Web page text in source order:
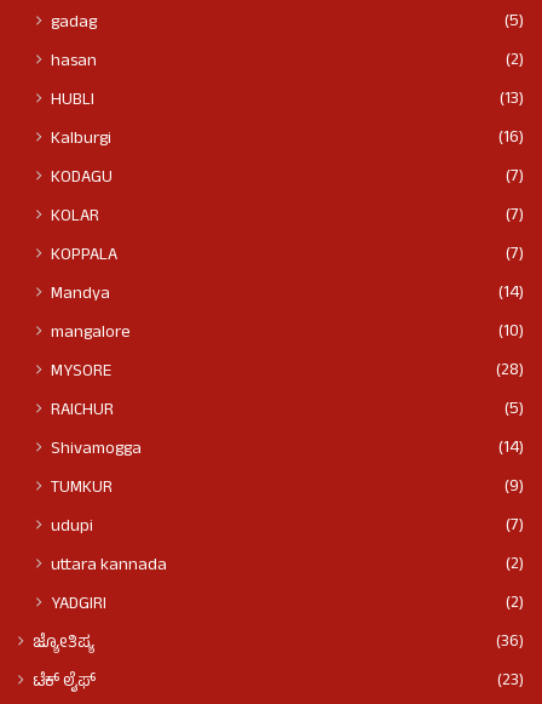
gadag
(5)
hasan
(2)
HUBLI
(13)
Kalburgi
(16)
KODAGU
(7)
KOLAR
(7)
KOPPALA
(7)
Mandya
(14)
mangalore
(10)
MYSORE
(28)
RAICHUR
(5)
Shivamogga
(14)
TUMKUR
(9)
udupi
(7)
uttara kannada
(2)
YADGIRI
(2)
ಜ್ಯೋತಿಷ್ಯ
(36)
ಟೆಕ್ ಲೈಫ್
(23)